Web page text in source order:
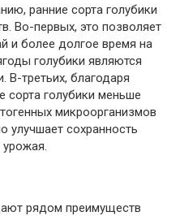
ранние сорта голубики
Во-первых, это позволяет
и более долгое время на
голубики являются
третьих, благодаря
сорта голубики меньше
микроорганизмов
улучшает сохранность
урожая.
рядом преимуществ